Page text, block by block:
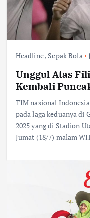
Headline, Sepak Bola
Unggul Atas
Kembali
TIM nasional
pada laga keduanya di
2025 yang di Stadion
Jumat (18/7) malam